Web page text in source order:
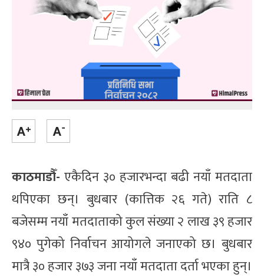
काठमाडौँ- एकैदिन ३० हजारभन्दा बढी नयाँ मतदाता
थपिएका छन्। बुधबार (कात्तिक २६ गते) राति ८
बजेसम्म नयाँ मतदाताको कुल संख्या २ लाख ३९ हजार
९४० पुगेको निर्वाचन आयोगले जनाएको छ। बुधबार
मात्रै ३० हजार ३७३ जना नयाँ मतदाता दर्ता भएका हुन्।